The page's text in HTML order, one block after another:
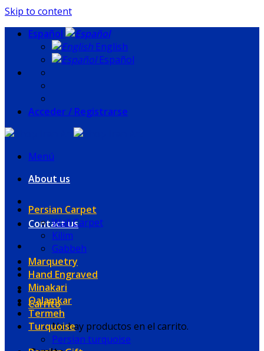
Skip to content
Español
English
Español
Acceder / Registrarse
Menú
About us
Contact us
Carrito
No hay productos en el carrito.
Persian Carpet
Wall Carpet
Kilim
Gabbeh
Marquetry
Hand Engraved
Minakari
Qalamkar
Termeh
Turquoise
Persian turquoise